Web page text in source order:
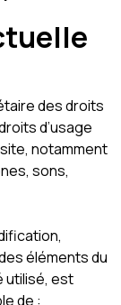
des droits
d’usage
notamment
sons,
éléments du
utilisé, est
de :